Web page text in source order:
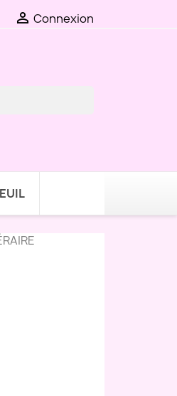
 Connexion